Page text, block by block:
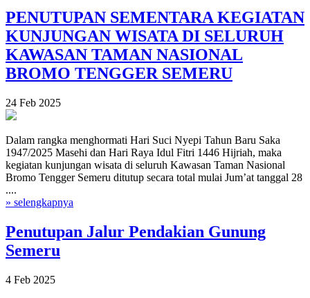
PENUTUPAN SEMENTARA KEGIATAN
KUNJUNGAN WISATA DI SELURUH
KAWASAN TAMAN NASIONAL
BROMO TENGGER SEMERU
24 Feb 2025
Dalam rangka menghormati Hari Suci Nyepi Tahun Baru Saka
1947/2025 Masehi dan Hari Raya Idul Fitri 1446 Hijriah, maka
kegiatan kunjungan wisata di seluruh Kawasan Taman Nasional
Bromo Tengger Semeru ditutup secara total mulai Jum’at tanggal 28
....
» selengkapnya
Penutupan Jalur Pendakian Gunung
Semeru
4 Feb 2025